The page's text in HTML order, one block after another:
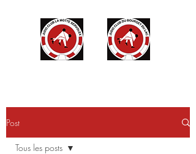
Post
Tous les posts